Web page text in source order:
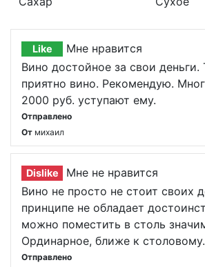
Like
Мне нравится
Вино достойное за свои деньги.
приятно вино. Рекомендую.
2000 руб. уступают ему.
Отправлено
От михаил
Dislike
Мне не нравится
Вино не просто не стоит своих
принципе не обладает
можно поместить в столь
Ординарное, ближе к
Отправлено